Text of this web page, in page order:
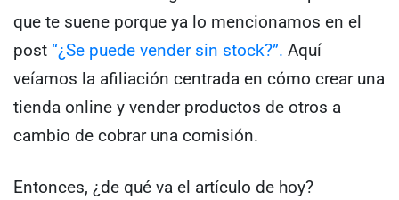
que te suene porque ya lo mencionamos en el
post “¿Se puede vender sin stock?”. Aquí
veíamos la afiliación centrada en cómo crear una
tienda online y vender productos de otros a
cambio de cobrar una comisión.
Entonces, ¿de qué va el artículo de hoy?